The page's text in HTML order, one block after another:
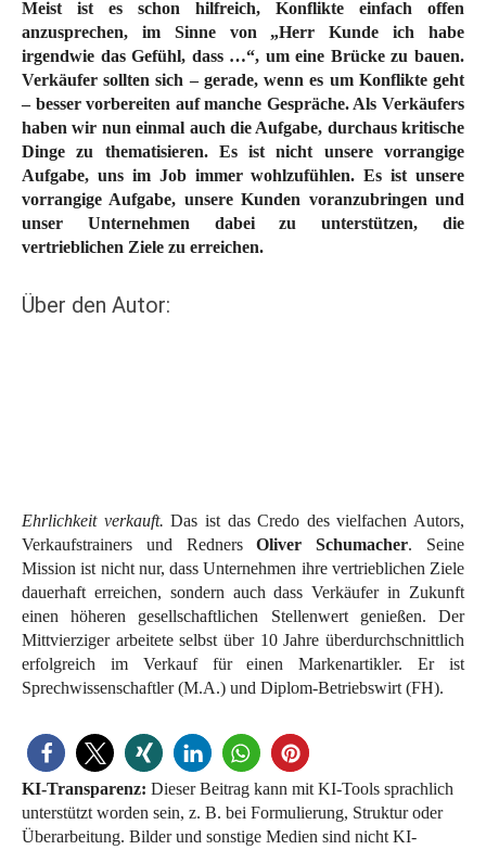
Meist ist es schon hilfreich, Konflikte einfach offen
anzusprechen, im Sinne von „Herr Kunde ich habe
irgendwie das Gefühl, dass …“, um eine Brücke zu bauen.
Verkäufer sollten sich – gerade, wenn es um Konflikte geht
– besser vorbereiten auf manche Gespräche. Als Verkäufers
haben wir nun einmal auch die Aufgabe, durchaus kritische
Dinge zu thematisieren. Es ist nicht unsere vorrangige
Aufgabe, uns im Job immer wohlzufühlen. Es ist unsere
vorrangige Aufgabe, unsere Kunden voranzubringen und
unser Unternehmen dabei zu unterstützen, die
vertrieblichen Ziele zu erreichen.
Über den Autor:
Ehrlichkeit verkauft.Das ist das Credo des vielfachen Autors,
Verkaufstrainers und RednersOliver Schumacher. Seine
Mission ist nicht nur, dass Unternehmen ihre vertrieblichen Ziele
dauerhaft erreichen, sondern auch dass Verkäufer in Zukunft
einen höheren gesellschaftlichen Stellenwert genießen. Der
Mittvierziger arbeitete selbst über 10 Jahre überdurchschnittlich
erfolgreich im Verkauf für einen Markenartikler. Er ist
Sprechwissenschaftler (M.A.) und Diplom-Betriebswirt (FH).
KI-Transparenz: Dieser Beitrag kann mit KI-Tools sprachlich
unterstützt worden sein, z. B. bei Formulierung, Struktur oder
Überarbeitung. Bilder und sonstige Medien sind nicht KI-